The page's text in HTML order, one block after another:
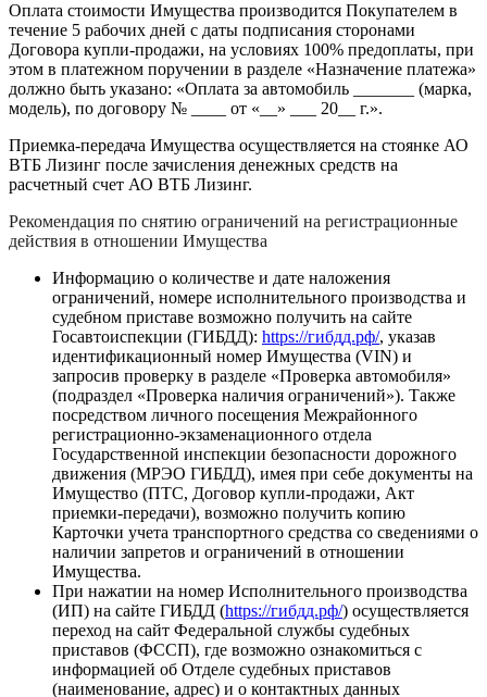
Оплата стоимости Имущества производится Покупателем в
течение 5 рабочих дней с даты подписания сторонами
Договора купли-продажи, на условиях 100% предоплаты, при
этом в платежном поручении в разделе «Назначение платежа»
должно быть указано: «Оплата за автомобиль _______ (марка,
модель), по договору № ____ от «__» ___ 20__ г.».
Приемка-передача Имущества осуществляется на стоянке АО
ВТБ Лизинг после зачисления денежных средств на
расчетный счет АО ВТБ Лизинг.
Рекомендация по снятию ограничений на регистрационные
действия в отношении Имущества
Информацию о количестве и дате наложения
ограничений, номере исполнительного производства и
судебном приставе возможно получить на сайте
Госавтоиспекции (ГИБДД): https://гибдд.рф/, указав
идентификационный номер Имущества (VIN) и
запросив проверку в разделе «Проверка автомобиля»
(подраздел «Проверка наличия ограничений»). Также
посредством личного посещения Межрайонного
регистрационно-экзаменационного отдела
Государственной инспекции безопасности дорожного
движения (МРЭО ГИБДД), имея при себе документы на
Имущество (ПТС, Договор купли-продажи, Акт
приемки-передачи), возможно получить копию
Карточки учета транспортного средства со сведениями о
наличии запретов и ограничений в отношении
Имущества.
При нажатии на номер Исполнительного производства
(ИП) на сайте ГИБДД (https://гибдд.рф/) осуществляется
переход на сайт Федеральной службы судебных
приставов (ФССП), где возможно ознакомиться с
информацией об Отделе судебных приставов
(наименование, адрес) и о контактных данных